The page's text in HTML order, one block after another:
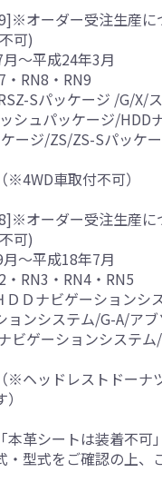
オーダー受注生産に
可)
～平成24年3月
・RN8・RN9
Sパッケージ /G/X/
シュパッケージ/HDD
ージ/ZS/ZS-Sパッケ
※4WD車取付不可）
オーダー受注生産に
可)
～平成18年7月
RN3・RN4・RN5
ＤＤナビゲーションシ
ョンシステム/G-A/ア
ビゲーションシステ
※ヘッドレストドーナ
革シートは装着不可」
・型式をご確認の上、